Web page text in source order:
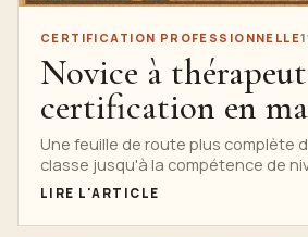
CERTIFICATION PROFESSIONNELLE
Novice à
certification en
thaïlandais
Une feuille de route plus complète
classe jusqu'à la compétence de
comprenant l'anatomie, l'éthique,
LIRE L'ARTICLE